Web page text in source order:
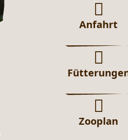
Anfahrt
Zooplan